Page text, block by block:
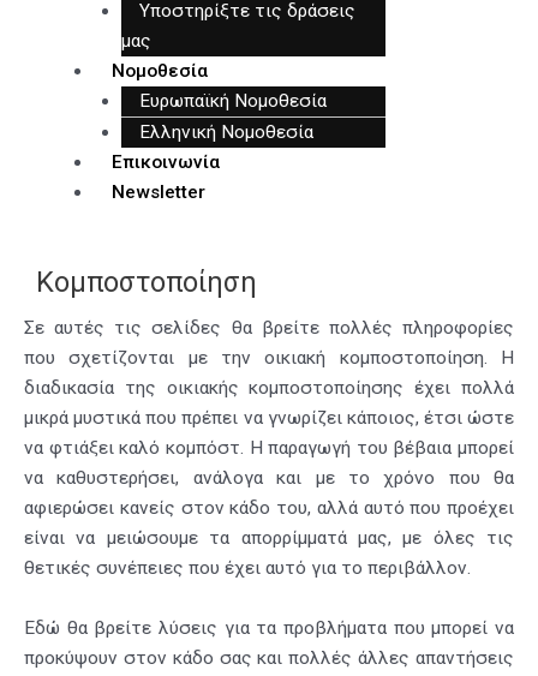
Υποστηρίξτε τις δράσεις
μας
Νομοθεσία
Ευρωπαϊκή Νομοθεσία
Ελληνική Νομοθεσία
Επικοινωνία
Newsletter
Κομποστοποίηση
Σε αυτές τις σελίδες θα βρείτε πολλές πληροφορίες
που σχετίζονται με την οικιακή κομποστοποίηση. Η
διαδικασία της οικιακής κομποστοποίησης έχει πολλά
μικρά μυστικά που πρέπει να γνωρίζει κάποιος, έτσι ώστε
να φτιάξει καλό κομπόστ. Η παραγωγή του βέβαια μπορεί
να καθυστερήσει, ανάλογα και με το χρόνο που θα
αφιερώσει κανείς στον κάδο του, αλλά αυτό που προέχει
είναι να μειώσουμε τα απορρίμματά μας, με όλες τις
θετικές συνέπειες που έχει αυτό για το περιβάλλον.
Εδώ θα βρείτε λύσεις για τα προβλήματα που μπορεί να
προκύψουν στον κάδο σας και πολλές άλλες απαντήσεις